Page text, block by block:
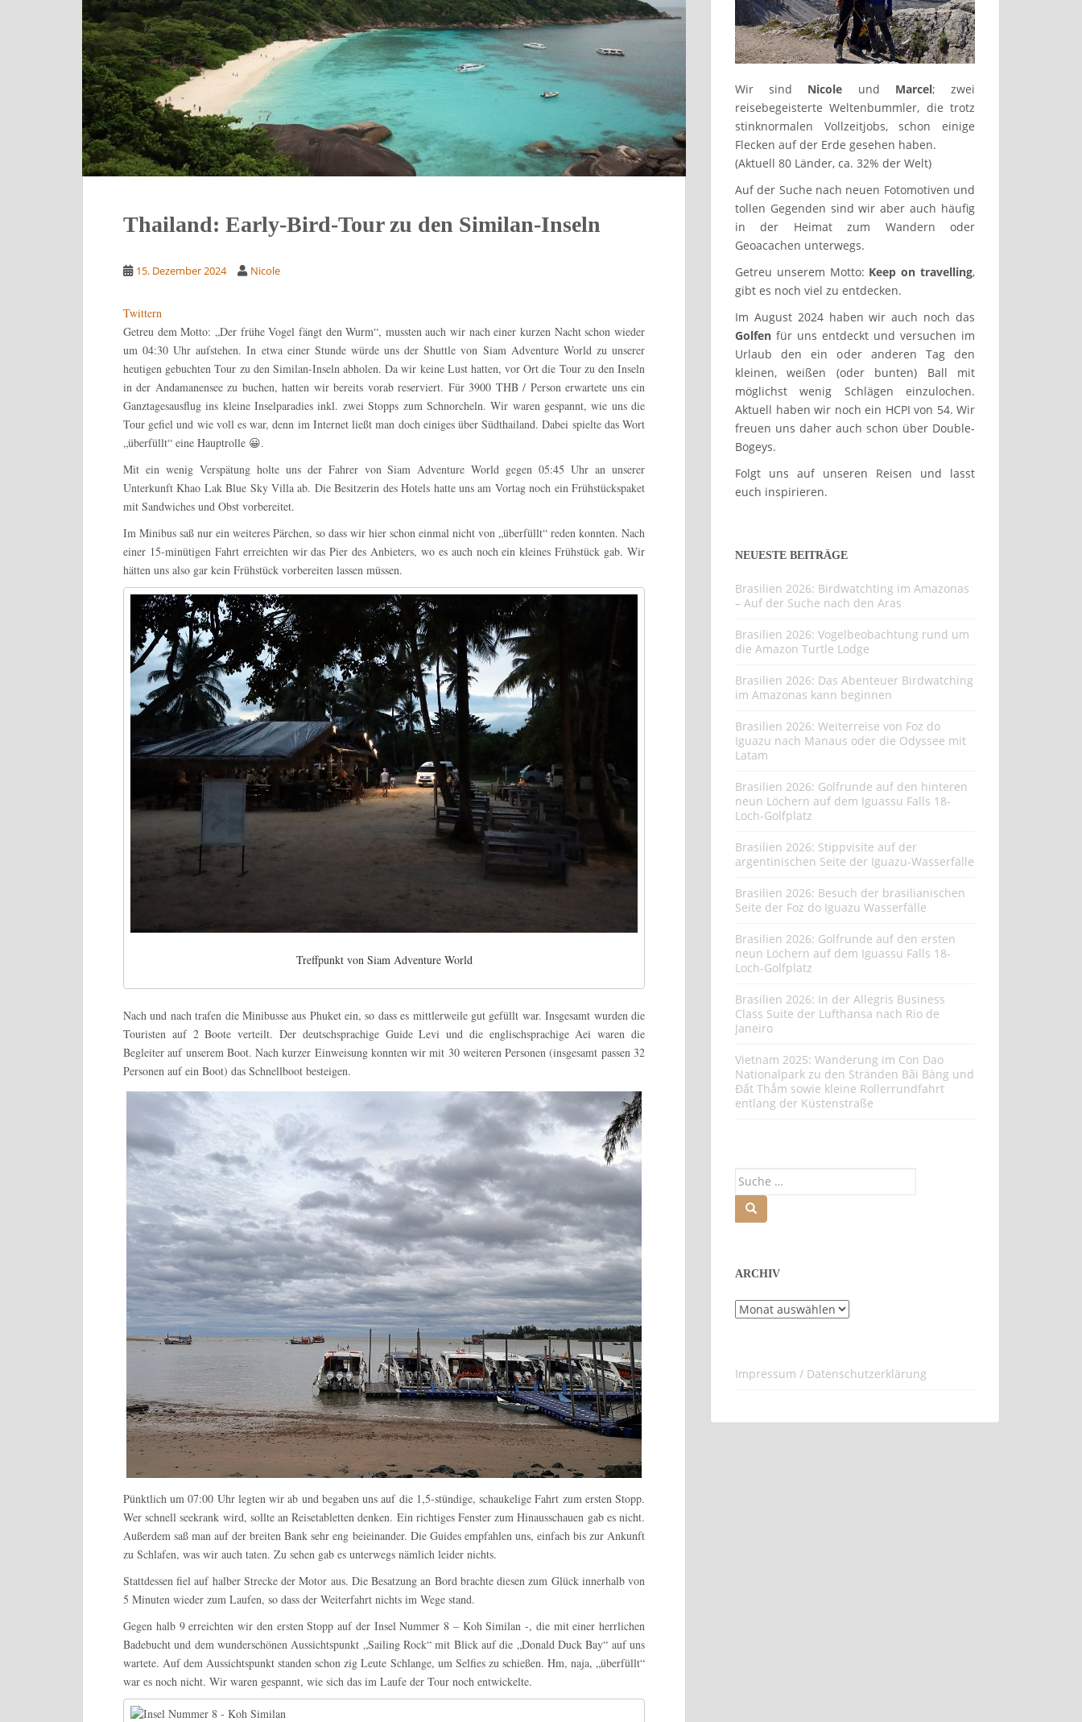
Thailand: Early-Bird-Tour zu den Similan-Inseln
15. Dezember 2024 Nicole
Twittern
Getreu dem Motto: „Der frühe Vogel fängt den Wurm“, mussten auch wir nach einer kurzen Nacht schon wieder
um 04:30 Uhr aufstehen. In etwa einer Stunde würde uns der Shuttle von Siam Adventure World zu unserer
heutigen gebuchten Tour zu den Similan-Inseln abholen. Da wir keine Lust hatten, vor Ort die Tour zu den Inseln
in der Andamanensee zu buchen, hatten wir bereits vorab reserviert. Für 3900 THB / Person erwartete uns ein
Ganztagesausflug ins kleine Inselparadies inkl. zwei Stopps zum Schnorcheln. Wir waren gespannt, wie uns die
Tour gefiel und wie voll es war, denn im Internet ließt man doch einiges über Südthailand. Dabei spielte das Wort
„überfüllt“ eine Hauptrolle 😀.
Mit ein wenig Verspätung holte uns der Fahrer von Siam Adventure World gegen 05:45 Uhr an unserer
Unterkunft Khao Lak Blue Sky Villa ab. Die Besitzerin des Hotels hatte uns am Vortag noch ein Frühstückspaket
mit Sandwiches und Obst vorbereitet.
Im Minibus saß nur ein weiteres Pärchen, so dass wir hier schon einmal nicht von „überfüllt“ reden konnten. Nach
einer 15-minütigen Fahrt erreichten wir das Pier des Anbieters, wo es auch noch ein kleines Frühstück gab. Wir
hätten uns also gar kein Frühstück vorbereiten lassen müssen.
Treffpunkt von Siam Adventure World
Nach und nach trafen die Minibusse aus Phuket ein, so dass es mittlerweile gut gefüllt war. Insgesamt wurden die
Touristen auf 2 Boote verteilt. Der deutschsprachige Guide Levi und die englischsprachige Aei waren die
Begleiter auf unserem Boot. Nach kurzer Einweisung konnten wir mit 30 weiteren Personen (insgesamt passen 32
Personen auf ein Boot) das Schnellboot besteigen.
Pünktlich um 07:00 Uhr legten wir ab und begaben uns auf die 1,5-stündige, schaukelige Fahrt zum ersten Stopp.
Wer schnell seekrank wird, sollte an Reisetabletten denken. Ein richtiges Fenster zum Hinausschauen gab es nicht.
Außerdem saß man auf der breiten Bank sehr eng beieinander. Die Guides empfahlen uns, einfach bis zur Ankunft
zu Schlafen, was wir auch taten. Zu sehen gab es unterwegs nämlich leider nichts.
Stattdessen fiel auf halber Strecke der Motor aus. Die Besatzung an Bord brachte diesen zum Glück innerhalb von
5 Minuten wieder zum Laufen, so dass der Weiterfahrt nichts im Wege stand.
Gegen halb 9 erreichten wir den ersten Stopp auf der Insel Nummer 8 – Koh Similan -, die mit einer herrlichen
Badebucht und dem wunderschönen Aussichtspunkt „Sailing Rock“ mit Blick auf die „Donald Duck Bay“ auf uns
wartete. Auf dem Aussichtspunkt standen schon zig Leute Schlange, um Selfies zu schießen. Hm, naja, „überfüllt“
war es noch nicht. Wir waren gespannt, wie sich das im Laufe der Tour noch entwickelte.
Wir sind Nicole und Marcel; zwei
reisebegeisterte Weltenbummler, die trotz
stinknormalen Vollzeitjobs, schon einige
Flecken auf der Erde gesehen haben.
(Aktuell 80 Länder, ca. 32% der Welt)
Auf der Suche nach neuen Fotomotiven und
tollen Gegenden sind wir aber auch häufig
in der Heimat zum Wandern oder
Geoacachen unterwegs.
Getreu unserem Motto: Keep on travelling,
gibt es noch viel zu entdecken.
Im August 2024 haben wir auch noch das
Golfen für uns entdeckt und versuchen im
Urlaub den ein oder anderen Tag den
kleinen, weißen (oder bunten) Ball mit
möglichst wenig Schlägen einzulochen.
Aktuell haben wir noch ein HCPI von 54. Wir
freuen uns daher auch schon über Double-
Bogeys.
Folgt uns auf unseren Reisen und lasst
euch inspirieren.
NEUESTE BEITRÄGE
Brasilien 2026: Birdwatchting im Amazonas
– Auf der Suche nach den Aras
Brasilien 2026: Vogelbeobachtung rund um
die Amazon Turtle Lodge
Brasilien 2026: Das Abenteuer Birdwatching
im Amazonas kann beginnen
Brasilien 2026: Weiterreise von Foz do
Iguazu nach Manaus oder die Odyssee mit
Latam
Brasilien 2026: Golfrunde auf den hinteren
neun Löchern auf dem Iguassu Falls 18-
Loch-Golfplatz
Brasilien 2026: Stippvisite auf der
argentinischen Seite der Iguazu-Wasserfälle
Brasilien 2026: Besuch der brasilianischen
Seite der Foz do Iguazu Wasserfälle
Brasilien 2026: Golfrunde auf den ersten
neun Löchern auf dem Iguassu Falls 18-
Loch-Golfplatz
Brasilien 2026: In der Allegris Business
Class Suite der Lufthansa nach Rio de
Janeiro
Vietnam 2025: Wanderung im Con Dao
Nationalpark zu den Stränden Bãi Bàng und
Đất Thắm sowie kleine Rollerrundfahrt
entlang der Küstenstraße
ARCHIV
Archiv
Impressum / Datenschutzerklärung